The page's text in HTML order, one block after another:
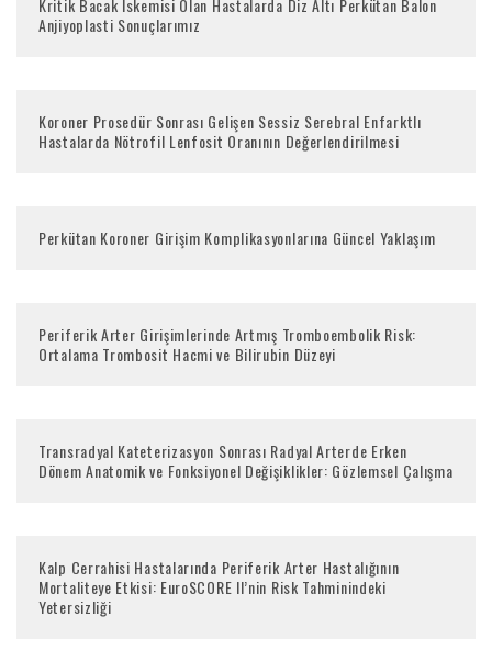
Kritik Bacak İskemisi Olan Hastalarda Diz Altı Perkütan Balon
Anjiyoplasti Sonuçlarımız
Koroner Prosedür Sonrası Gelişen Sessiz Serebral Enfarktlı
Hastalarda Nötrofil Lenfosit Oranının Değerlendirilmesi
Perkütan Koroner Girişim Komplikasyonlarına Güncel Yaklaşım
Periferik Arter Girişimlerinde Artmış Tromboembolik Risk:
Ortalama Trombosit Hacmi ve Bilirubin Düzeyi
Transradyal Kateterizasyon Sonrası Radyal Arterde Erken
Dönem Anatomik ve Fonksiyonel Değişiklikler: Gözlemsel Çalışma
Kalp Cerrahisi Hastalarında Periferik Arter Hastalığının
Mortaliteye Etkisi: EuroSCORE II’nin Risk Tahminindeki
Yetersizliği